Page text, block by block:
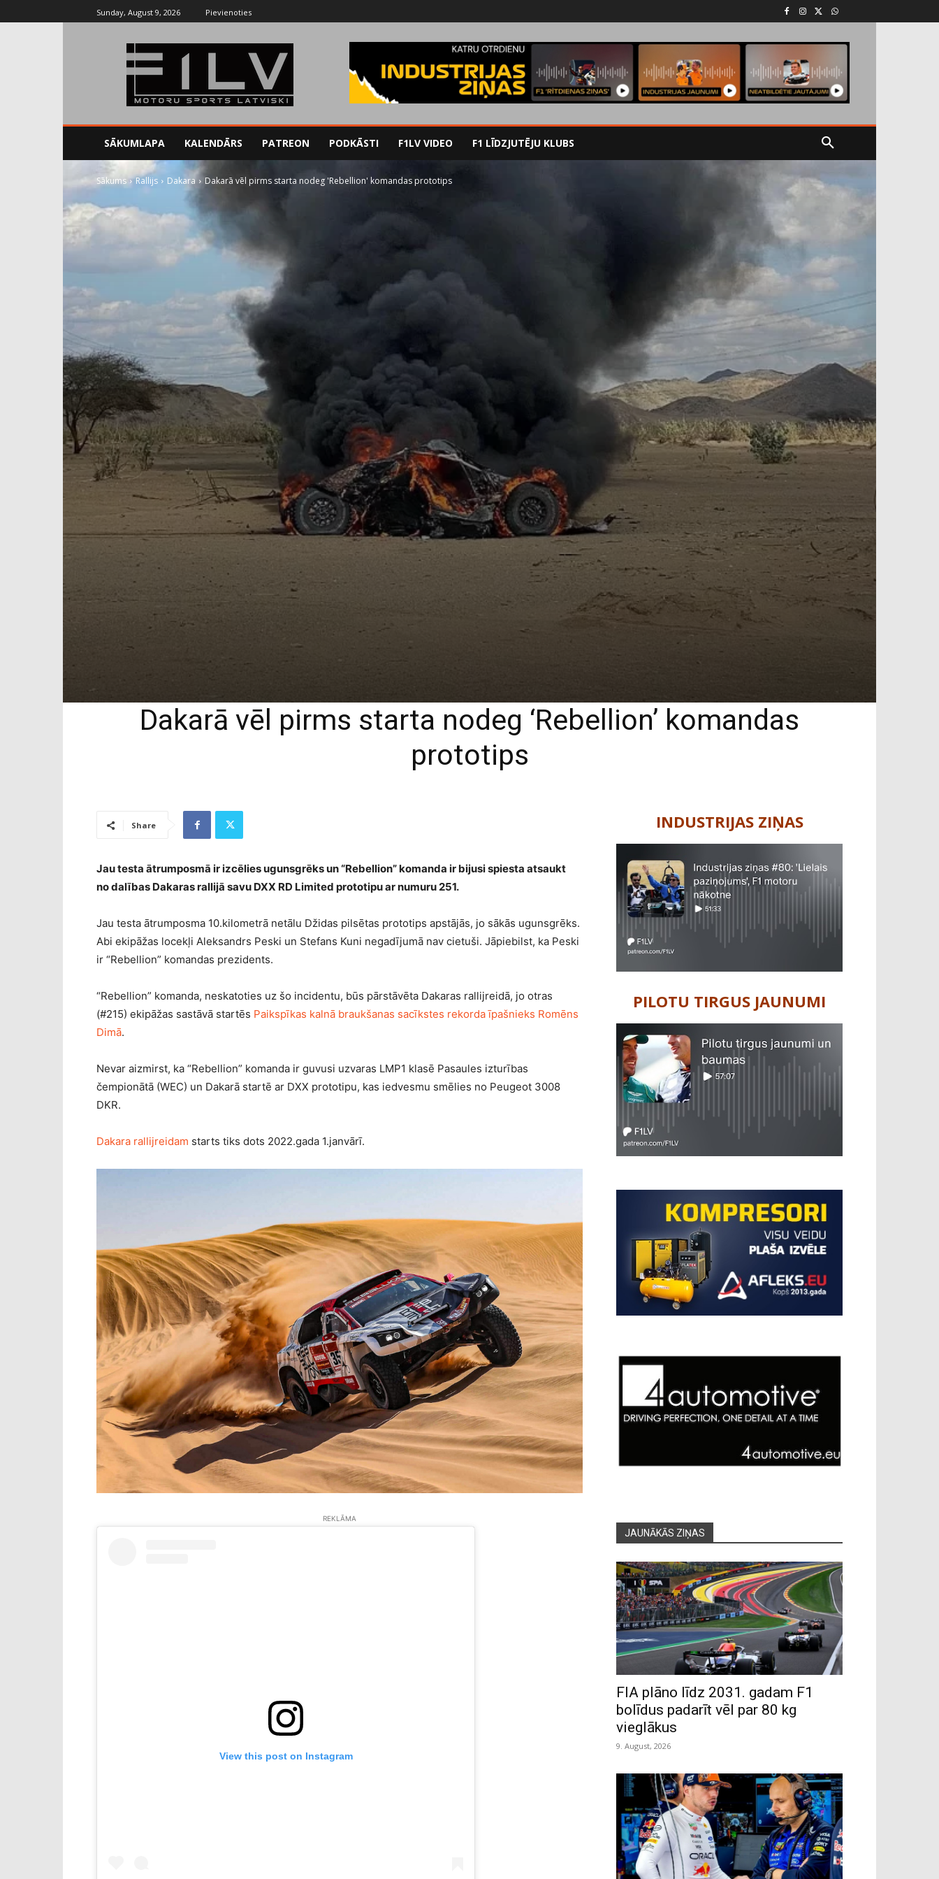
Sunday, August 9, 2026 Pievienoties
SĀKUMLAPA KALENDĀRS PATREON PODKĀSTI F1LV VIDEO F1 LĪDZJUTĒJU KLUBS
Sākums Rallijs Dakara Dakarā vēl pirms starta nodeg 'Rebellion' komandas prototips
Dakarā vēl pirms starta nodeg ‘Rebellion’ komandas
prototips
Share
Jau testa ātrumposmā ir izcēlies ugunsgrēks un “Rebellion” komanda ir bijusi spiesta atsaukt
no dalības Dakaras rallijā savu DXX RD Limited prototipu ar numuru 251.
Jau testa ātrumposma 10.kilometrā netālu Džidas pilsētas prototips apstājās, jo sākās ugunsgrēks.
Abi ekipāžas locekļi Aleksandrs Peski un Stefans Kuni negadījumā nav cietuši. Jāpiebilst, ka Peski
ir “Rebellion” komandas prezidents.
“Rebellion” komanda, neskatoties uz šo incidentu, būs pārstāvēta Dakaras rallijreidā, jo otras
(#215) ekipāžas sastāvā startēs Paikspīkas kalnā braukšanas sacīkstes rekorda īpašnieks Romēns
Dimā.
Nevar aizmirst, ka “Rebellion” komanda ir guvusi uzvaras LMP1 klasē Pasaules izturības
čempionātā (WEC) un Dakarā startē ar DXX prototipu, kas iedvesmu smēlies no Peugeot 3008
DKR.
Dakara rallijreidam starts tiks dots 2022.gada 1.janvārī.
REKLĀMA
View this post on Instagram
INDUSTRIJAS ZIŅAS
PILOTU TIRGUS JAUNUMI
JAUNĀKĀS ZIŅAS
FIA plāno līdz 2031. gadam F1
bolīdus padarīt vēl par 80 kg
vieglākus
9. August, 2026